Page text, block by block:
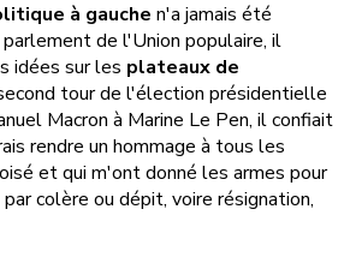
à gauche n'a jamais été
de l'Union populaire, il
idées sur les plateaux de
tour de l'élection présidentielle
Macron à Marine Le Pen, il confiait
rendre un hommage à tous les
et qui m'ont donné les armes pour
colère ou dépit, voire résignation,